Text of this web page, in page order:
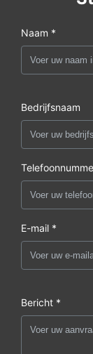
Naam *
Bedrijfsnaam
E-mail *
Bericht *